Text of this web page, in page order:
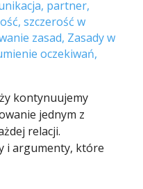
, partner,
, szczerość w
zasad, Zasady w
oczekiwań,
kontynuujemy
jednym z
relacji.
i argumenty, które